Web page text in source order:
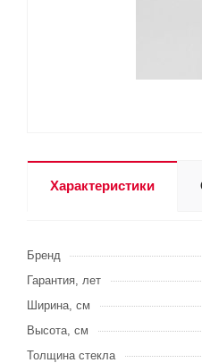
Характеристики
Бренд
Гарантия, лет
Ширина, см
Высота, см
Толщина стекла